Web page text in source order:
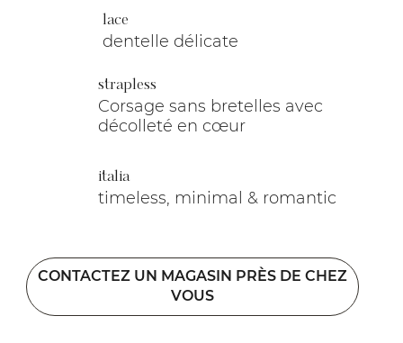
lace
dentelle délicate
strapless
Corsage sans bretelles avec
décolleté en cœur
italia
timeless, minimal & romantic
CONTACTEZ UN MAGASIN PRÈS DE CHEZ
VOUS